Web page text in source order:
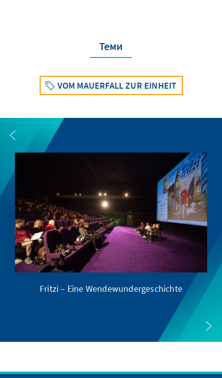
Теми
VOM MAUERFALL ZUR EINHEIT
Fritzi – Eine Wendewundergeschichte